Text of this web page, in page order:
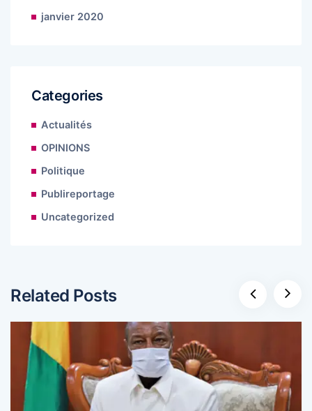
janvier 2020
Categories
Actualités
OPINIONS
Politique
Publireportage
Uncategorized
Related Posts